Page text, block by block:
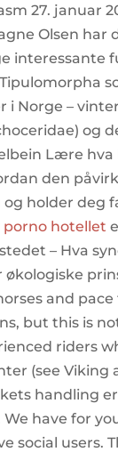
27. januar
Olsen har
interessante
i Norge –
og
Lære hva
den
og holder deg
hotellet
– Hva
and pace
but this is
riders
(see Viking
handling
have for
social users.